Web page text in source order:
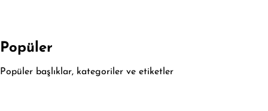
Popüler
Popüler başlıklar, kategoriler ve etiketler